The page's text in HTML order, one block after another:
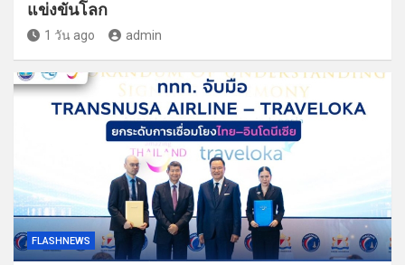
แข่งขันโลก
1 วัน ago admin
FLASHNEWS